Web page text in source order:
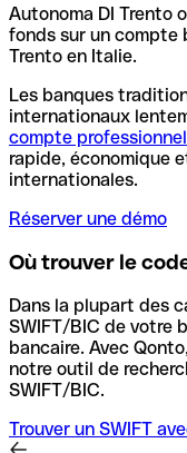
Autonoma DI Trento
fonds sur un compte
Trento en Italie.
Les banques
internationaux
compte professionnel
rapide, économique
internationales.
Réserver une démo
Où trouver le
Dans la plupart des
SWIFT/BIC de votre
bancaire. Avec
notre outil de
SWIFT/BIC.
Trouver un SWIFT